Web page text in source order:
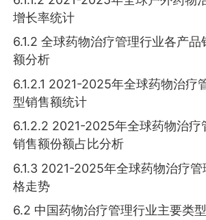
增长率统计
6.1.2 全球药物治疗管理行业各产
额分析
6.1.2.1 2021-2025年全球药物治疗
型销售额统计
6.1.2.2 2021-2025年全球药物治疗
销售额份额占比分析
6.1.3 2021-2025年全球药物治疗
格走势
6.2 中国药物治疗管理行业主要类